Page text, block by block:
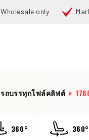
Wholesale only
360° 360°
รถบรรทุกโฟล์คลิฟต์